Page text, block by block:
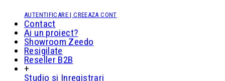
AUTENTIFICARE | CREEAZA CONT
Contact
Ai un proiect?
Showroom Zeedo
Resigilate
Reseller B2B
+
Studio si Inregistrari